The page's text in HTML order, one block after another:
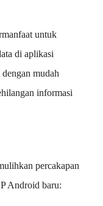
untuk
di aplikasi
mudah
informasi
percakapan
Android baru: